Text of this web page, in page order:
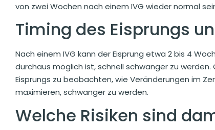
von zwei Wochen nach einem IVG wieder normal
Timing des Eisprungs
Nach einem IVG kann der Eisprung etwa 2 bis 4
durchaus möglich ist, schnell schwanger zu
Eisprungs zu beobachten, wie Veränderungen im
maximieren, schwanger zu werden.
Welche Risiken sind